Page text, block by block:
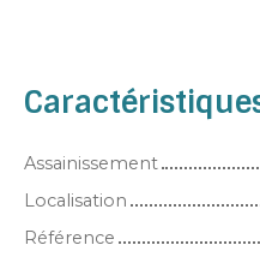
Assainissement
Localisation
Référence